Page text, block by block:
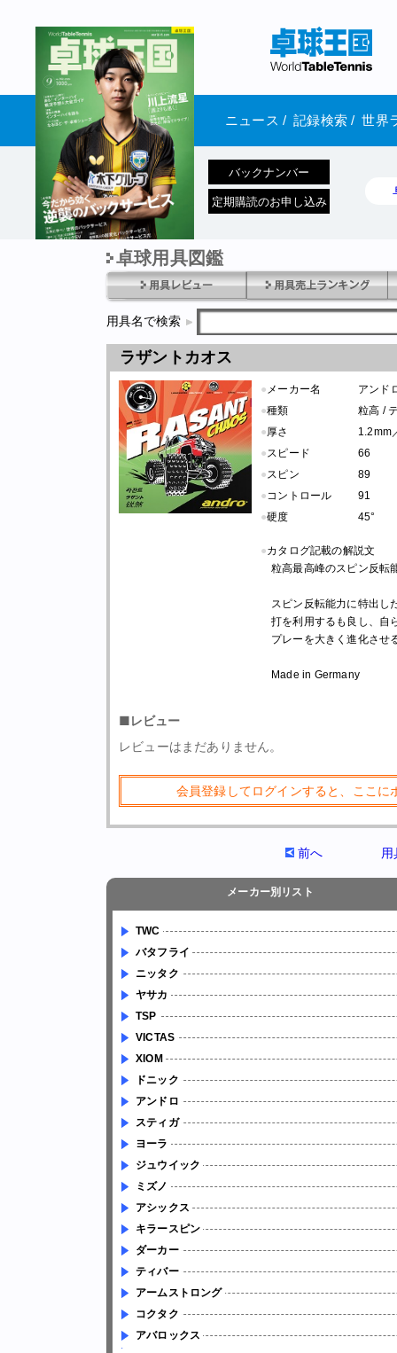
ニュース / 記録検索 / 世界
1970年1月01日 発売
バックナンバー
定期購読のお申し込み
卓球用具図鑑
用具名で検索
ラザントカオス
● メーカー名
アンド
●種類
粒高 /
●厚さ
1.2mm
●スピード
66
●スピン
89
●コントロール
91
●硬度 45°
●カタログ記載の解説文
粒高最高峰のスピン反転
スピン反転能力に特出し
打を利用するも良し、自
プレーを大きく進化させ
Made in Germany
■レビュー
レビューはまだありません。
会員登録してログインすると、ここ
前へ
メーカー別リスト
TWC
バタフライ
ニッタク
ヤサカ
TSP
VICTAS
XIOM
ドニック
アンドロ
スティガ
ヨーラ
ジュウイック
ミズノ
アシックス
キラースピン
ダーカー
ティバー
アームストロング
コクタク
アバロックス